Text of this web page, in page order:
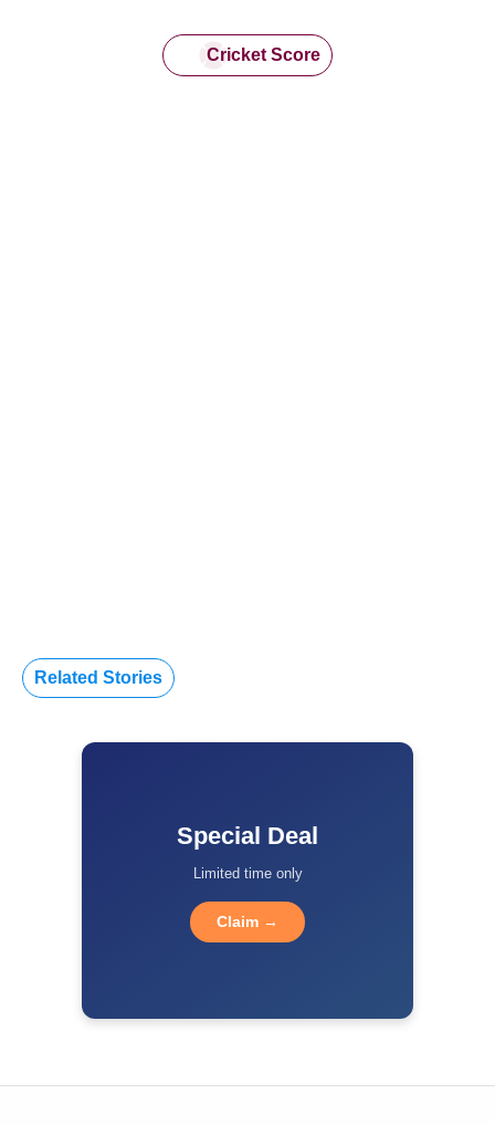
Cricket Score
Related Stories
Special Deal
Limited time only
Claim →